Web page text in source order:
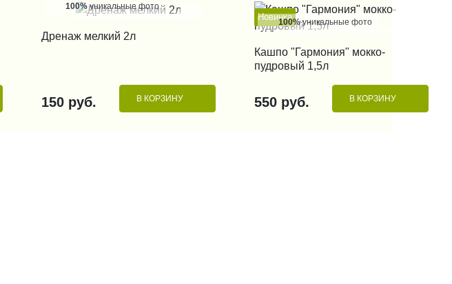
100%уникальные фото
Дренаж мелкий 2л
150 руб. В КОРЗИНУ
Новинка
100%уникальные фото
КУПИТЬ В 1 КЛИК
Кашпо "Гармония" мокко-
пудровый 1,5л
550 руб. В КОРЗИНУ